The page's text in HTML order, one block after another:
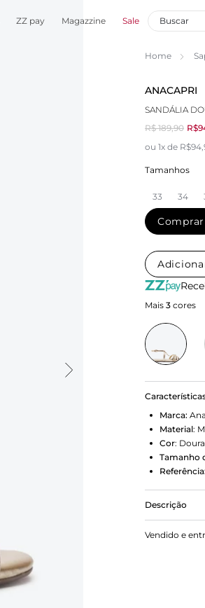
ZZ pay Magazzine Sale
Home
ANACAPRI
SANDÁLIA
R$ 189,90
ou 1x de
Tamanhos
33 34
Comprar
Mais 3 cores
Marca:
Material:
Cor:
Tamanho
Referência:
Descrição
Sandália
é feita de
Vendido e